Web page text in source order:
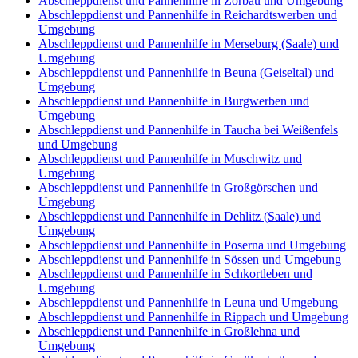
Abschleppdienst und Pannenhilfe in Reichardtswerben und
Umgebung
Abschleppdienst und Pannenhilfe in Merseburg (Saale) und
Umgebung
Abschleppdienst und Pannenhilfe in Beuna (Geiseltal) und
Umgebung
Abschleppdienst und Pannenhilfe in Burgwerben und
Umgebung
Abschleppdienst und Pannenhilfe in Taucha bei Weißenfels
und Umgebung
Abschleppdienst und Pannenhilfe in Muschwitz und
Umgebung
Abschleppdienst und Pannenhilfe in Großgörschen und
Umgebung
Abschleppdienst und Pannenhilfe in Dehlitz (Saale) und
Umgebung
Abschleppdienst und Pannenhilfe in Poserna und Umgebung
Abschleppdienst und Pannenhilfe in Sössen und Umgebung
Abschleppdienst und Pannenhilfe in Schkortleben und
Umgebung
Abschleppdienst und Pannenhilfe in Leuna und Umgebung
Abschleppdienst und Pannenhilfe in Rippach und Umgebung
Abschleppdienst und Pannenhilfe in Großlehna und
Umgebung